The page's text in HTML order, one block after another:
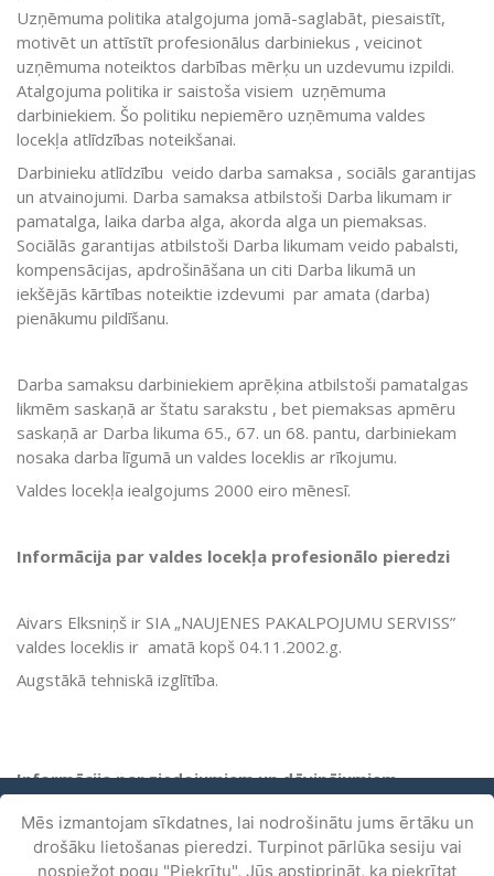
Uzņēmuma politika atalgojuma jomā-saglabāt, piesaistīt,
motivēt un attīstīt profesionālus darbiniekus , veicinot
uzņēmuma noteiktos darbības mērķu un uzdevumu izpildi.
Atalgojuma politika ir saistoša visiem uzņēmuma
darbiniekiem. Šo politiku nepiemēro uzņēmuma valdes
locekļa atlīdzības noteikšanai.
Darbinieku atlīdzību veido darba samaksa , sociāls garantijas
un atvainojumi. Darba samaksa atbilstoši Darba likumam ir
pamatalga, laika darba alga, akorda alga un piemaksas.
Sociālās garantijas atbilstoši Darba likumam veido pabalsti,
kompensācijas, apdrošināšana un citi Darba likumā un
iekšējās kārtības noteiktie izdevumi par amata (darba)
pienākumu pildīšanu.
Darba samaksu darbiniekiem aprēķina atbilstoši pamatalgas
likmēm saskaņā ar štatu sarakstu , bet piemaksas apmēru
saskaņā ar Darba likuma 65., 67. un 68. pantu, darbiniekam
nosaka darba līgumā un valdes loceklis ar rīkojumu.
Valdes locekļa iealgojums 2000 eiro mēnesī.
Informācija par valdes locekļa profesionālo pieredzi
Aivars Elksniņš ir SIA „NAUJENES PAKALPOJUMU SERVISS”
valdes loceklis ir amatā kopš 04.11.2002.g.
Augstākā tehniskā izglītība.
Informācija par ziedojumiem un dāvinājumiem
Pēdējos piecos gados netika saņemti un veikti ziedojumi.
Mēs izmantojam sīkdatnes, lai nodrošinātu jums ērtāku un
drošāku lietošanas pieredzi. Turpinot pārlūka sesiju vai
nospiežot pogu "Piekrītu", Jūs apstiprināt, ka piekrītat